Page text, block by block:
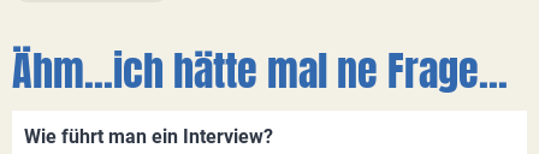
Ähm...ich hätte mal ne Frage...
Wie führt man ein Interview?